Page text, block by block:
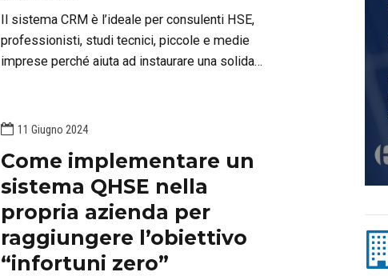
Il sistema CRM è l’ideale per consulenti HSE,
professionisti, studi tecnici, piccole e medie
imprese perché aiuta ad instaurare una solida
11 Giugno 2024
Come implementare un
sistema QHSE nella
propria azienda per
raggiungere l’obiettivo
“infortuni zero”